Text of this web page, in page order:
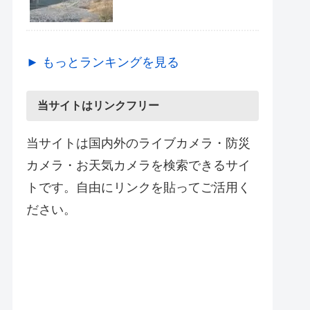
► もっとランキングを見る
当サイトはリンクフリー
当サイトは国内外のライブカメラ・防災
カメラ・お天気カメラを検索できるサイ
トです。自由にリンクを貼ってご活用く
ださい。